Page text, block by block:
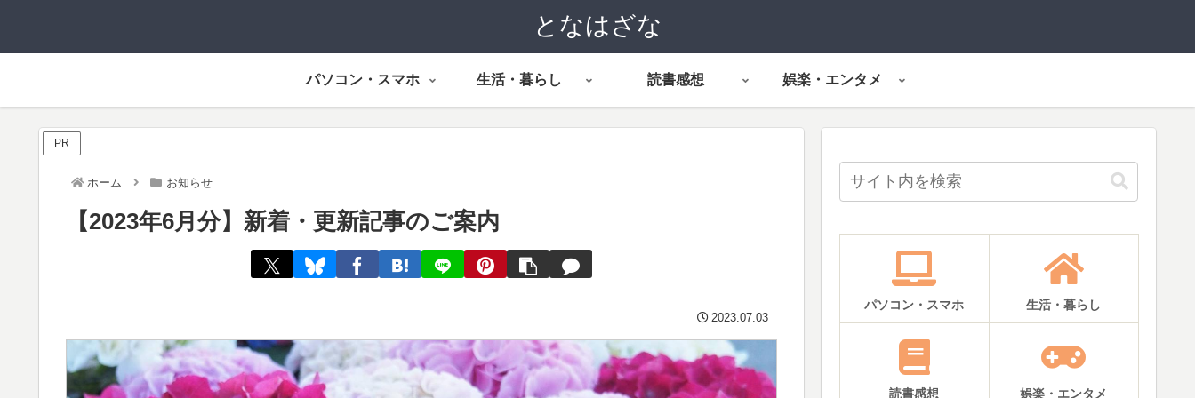
となはざな
パソコン・スマホ 生活・暮らし 読書感想 娯楽・エンタメ
PR
ホーム お知らせ
【2023年6月分】新着・更新記事のご案内
2023.07.03
パソコン・スマホ 生活・暮らし
読書感想 娯楽・エンタメ